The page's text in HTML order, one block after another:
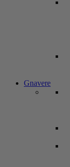
Gnavere